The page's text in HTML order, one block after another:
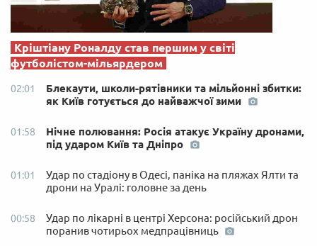
Кріштіану Роналду став першим у світі
футболістом-мільярдером
02:01
Блекаути, школи-рятівники та мільйонні збитки:
як Київ готується до найважчої зими
01:58
Нічне полювання: Росія атакує Україну дронами,
під ударом Київ та Дніпро
01:01
Удар по стадіону в Одесі, паніка на пляжах Ялти та
дрони на Уралі: головне за день
00:58
Удар по лікарні в центрі Херсона: російський дрон
поранив чотирьох медпрацівниць